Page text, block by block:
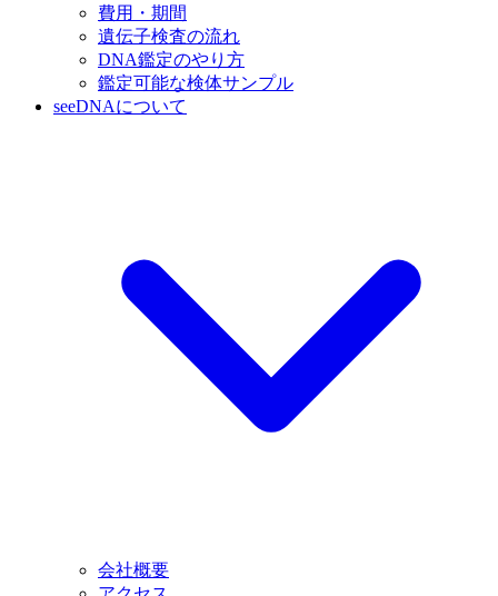
費用・期間
遺伝子検査の流れ
DNA鑑定のやり方
鑑定可能な検体サンプル
seeDNAについて
会社概要